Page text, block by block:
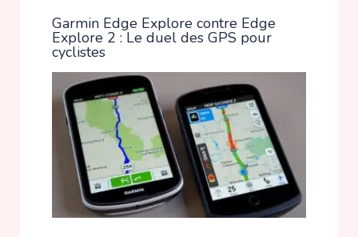
Garmin Edge Explore contre Edge
Explore 2 : Le duel des GPS pour
cyclistes